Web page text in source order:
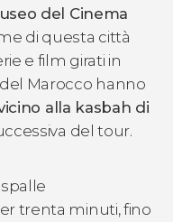
del Cinema
di questa città
e film girati in
Marocco hanno
alla kasbah di
del tour.
trenta minuti, fino